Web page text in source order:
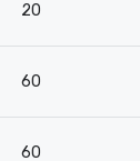
20
60
60